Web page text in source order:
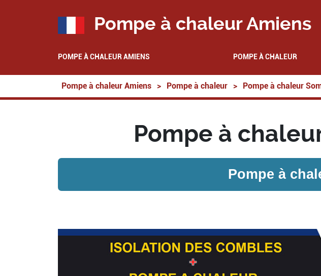
Pompe à chaleur Amiens
POMPE À CHALEUR AMIENS POMPE À CHALEUR
Pompe à chaleur Amiens > Pompe à chaleur > Pompe à chaleur
Pompe à
Pompe à